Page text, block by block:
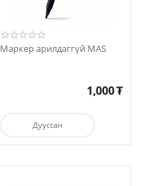
Маркер арилдаггүй MAS
1,000₮
Дууссан